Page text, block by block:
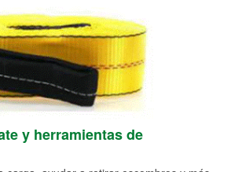
y herramientas de